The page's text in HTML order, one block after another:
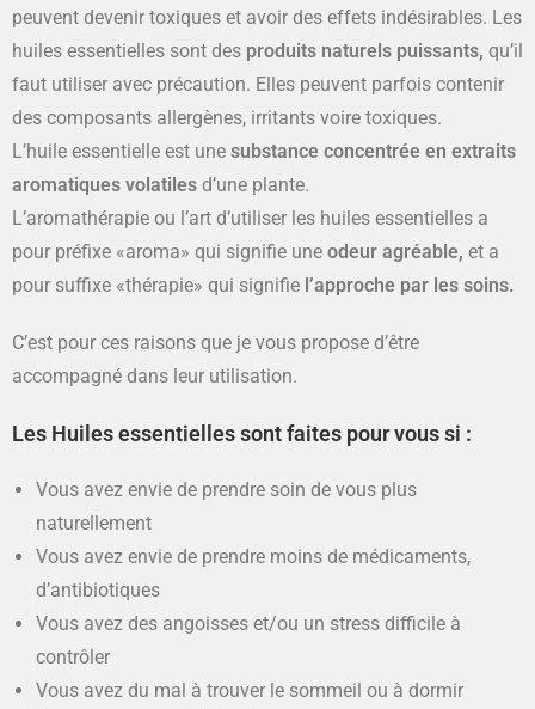
peuvent devenir toxiques et avoir des effets indésirables. Les
huiles essentielles sont des produits naturels puissants, qu’il
faut utiliser avec précaution. Elles peuvent parfois contenir
des composants allergènes, irritants voire toxiques.
L’huile essentielle est une substance concentrée en extraits
aromatiques volatiles d’une plante.
L’aromathérapie ou l’art d’utiliser les huiles essentielles a
pour préfixe «aroma» qui signifie une odeur agréable, et a
pour suffixe «thérapie» qui signifie l’approche par les soins.
C’est pour ces raisons que je vous propose d’être
accompagné dans leur utilisation.
Les Huiles essentielles sont faites pour vous si :
Vous avez envie de prendre soin de vous plus
naturellement
Vous avez envie de prendre moins de médicaments,
d’antibiotiques
Vous avez des angoisses et/ou un stress difficile à
contrôler
Vous avez du mal à trouver le sommeil ou à dormir